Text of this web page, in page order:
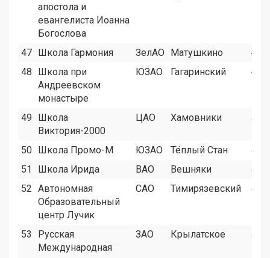
апостола и
евангелиста Иоанна
Богослова
47 Школа Гармония ЗелАО Матушкино
4
48
Школа при
Андреевском
монастыре
ЮЗАО Гагаринский 4
49
Школа
Виктория-2000
ЦАО Хамовники 5
50 Школа Промо-М ЮЗАО Тёплый Стан
5
51
Школа Ирида ВАО Вешняки
5
52 Aвтономная
Образовательный
центр Лучик
САО Тимирязевский 5
53
Русская
Международная
ЗАО Крылатское 5